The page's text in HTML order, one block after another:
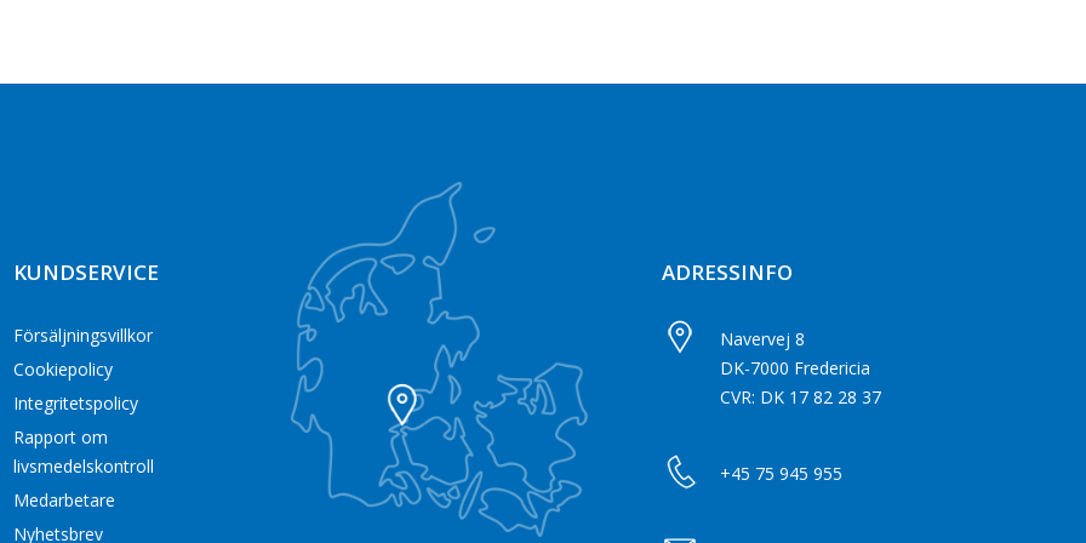
KUNDSERVICE
Försäljningsvillkor
Cookiepolicy
Integritetspolicy
Rapport om
livsmedelskontroll
Medarbetare
Nyhetsbrev
ADRESSINFO
Navervej 8
DK-7000 Fredericia
CVR: DK 17 82 28 37
+45 75 945 955